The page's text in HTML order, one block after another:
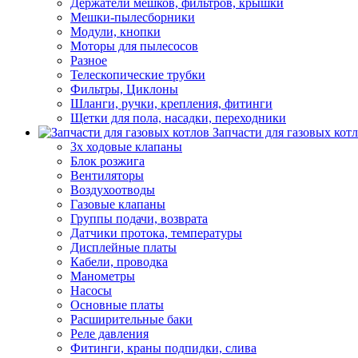
Держатели мешков, фильтров, крышки
Мешки-пылесборники
Модули, кнопки
Моторы для пылесосов
Разное
Телескопические трубки
Фильтры, Циклоны
Шланги, ручки, крепления, фитинги
Щетки для пола, насадки, переходники
Запчасти для газовых
3х ходовые клапаны
Блок розжига
Вентиляторы
Воздухоотводы
Газовые клапаны
Группы подачи, возврата
Датчики протока, температуры
Дисплейные платы
Кабели, проводка
Манометры
Насосы
Основные платы
Расширительные баки
Реле давления
Фитинги, краны подпидки, слива